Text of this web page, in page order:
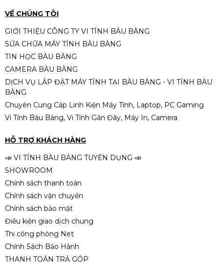
-18%
Black PBT Dream switch
VỀ CHÚNG TÔI
GIỚI THIỆU CÔNG TY VI TÍNH BÀU BÀNG
SỬA CHỮA MÁY TÍNH BÀU BÀNG
TIN HỌC BÀU BÀNG
CAMERA BÀU BÀNG
DỊCH VỤ LẮP ĐẶT MÁY TÍNH TẠI BÀU BÀNG - VI TÍNH BÀU
BÀNG
Chuyên Cung Cấp Linh Kiện Máy Tính, Laptop, PC Gaming
Vi Tính Bàu Bàng, Vi Tính Gần Đây, Máy In, Camera
HỖ TRỢ KHÁCH HÀNG
📣 VI TÍNH BÀU BÀNG TUYỂN DỤNG 📣
SHOWROOM
Chính sách thanh toán
Chính sách vận chuyển
Chính sách bảo mật
Điều kiện giao dịch chung
Thi công phòng Net
Chính Sách Bảo Hành
THANH TOÁN TRẢ GÓP